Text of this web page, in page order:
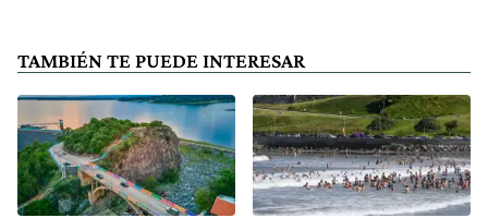
TAMBIÉN TE PUEDE INTERESAR